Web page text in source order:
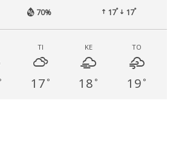
70% 17° 17°
TI
17 °
KE
18 °
TO
19 °